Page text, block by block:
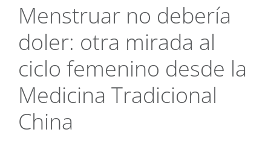
Menstruar no debería
doler: otra mirada al
ciclo femenino desde la
Medicina Tradicional
China